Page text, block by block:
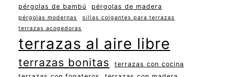
pérgolas de bambú
pérgolas de madera
pérgolas modernas
sillas colgantes para terrazas
terrazas acogedoras
terrazas al aire libre
terrazas bonitas
terrazas con cocina